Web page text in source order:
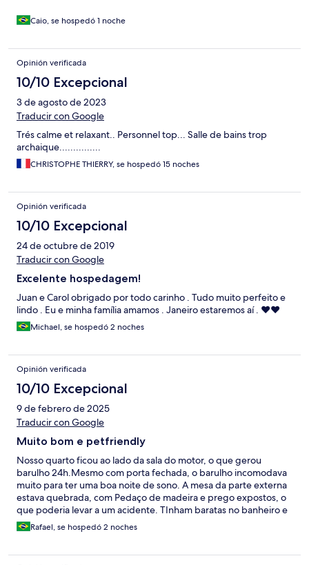
Caio, se hospedó 1 noche
Opinión verificada
10/10 Excepcional
3 de agosto de 2023
Traducir con Google
Trés calme et relaxant.. Personnel top... Salle de bains trop
archaique...............
CHRISTOPHE THIERRY, se hospedó 15 noches
Opinión verificada
10/10 Excepcional
24 de octubre de 2019
Traducir con Google
Excelente hospedagem!
Juan e Carol obrigado por todo carinho . Tudo muito perfeito e
lindo . Eu e minha família amamos . Janeiro estaremos aí . ❤️❤️
Michael, se hospedó 2 noches
Opinión verificada
10/10 Excepcional
9 de febrero de 2025
Traducir con Google
Muito bom e petfriendly
Nosso quarto ficou ao lado da sala do motor, o que gerou
barulho 24h.Mesmo com porta fechada, o barulho incomodava
muito para ter uma boa noite de sono. A mesa da parte externa
estava quebrada, com Pedaço de madeira e prego expostos, o
que poderia levar a um acidente. TInham baratas no banheiro e
no quarto. Uma das atendentes, ficou a tarde toda em video
chamada no celular com outra mulher, com o telefone super
hospedes e ambiente de trabalho. Quanto aos demais
Rafael, se hospedó 2 noches